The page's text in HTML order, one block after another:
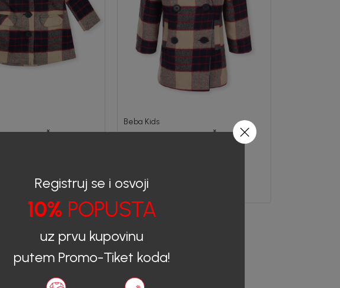
DJEVOJČICE
Beba Kids
JAKNA ZA DJEVOJČICE
Registruj se i osvoji
10% POPUSTA
uz prvu kupovinu
putem Promo-Tiket koda!